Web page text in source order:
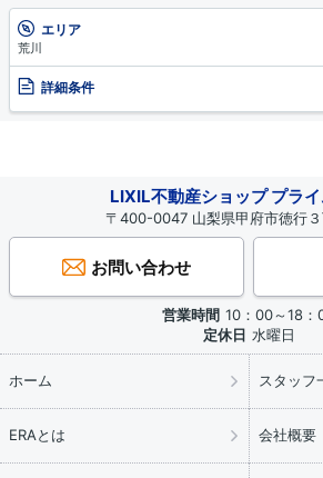
エリア
荒川
詳細条件
LIXIL不動産ショップ プラ
〒400-0047 山梨県甲府市徳行
お問い合わせ
営業時間 10：00～18：
定休日 水曜日
ホーム スタッフ
ERAとは 会社概要